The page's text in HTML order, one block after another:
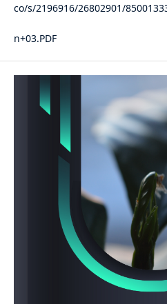
co/s/2196916/26802901/
n+03.PDF